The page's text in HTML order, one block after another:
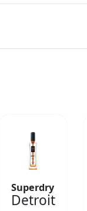
Superdry
Detroit